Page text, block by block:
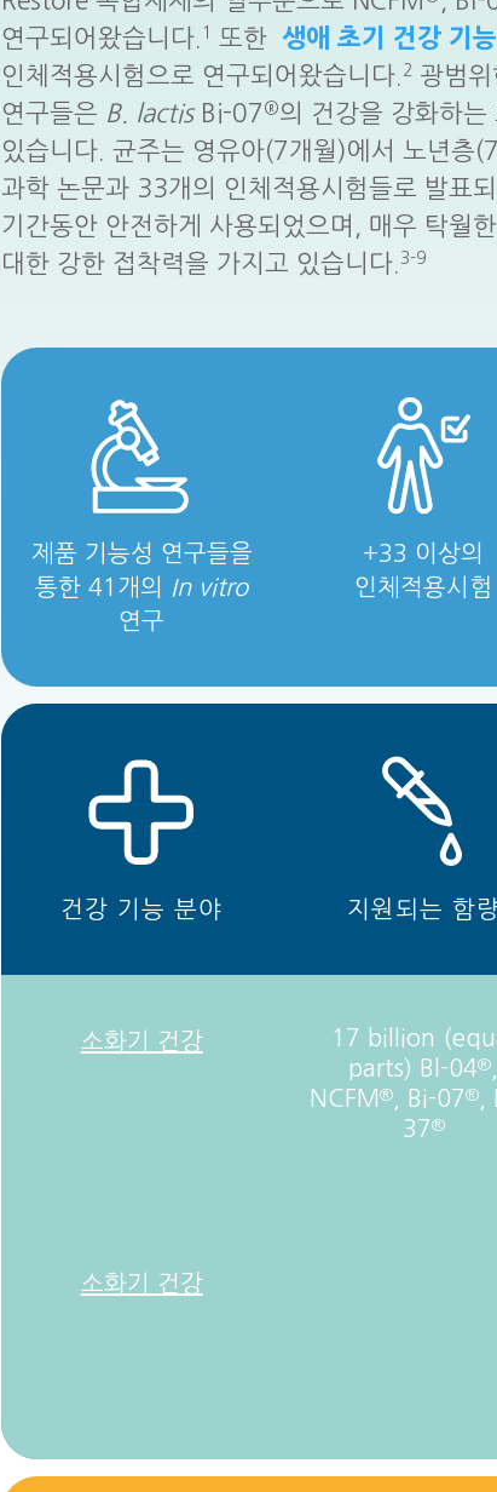
연구되어왔습니다. 1 또한 생애 초기 건강 기능
인체적용시험으로 연구되어왔습니다. 2광범위
연구들은 B. lactisBi-07 ®의 건강을 강화하는
있습니다. 균주는 영유아(7개월)에서 노년층
과학 논문과 33개의 인체적용시험들로 발표
기간동안 안전하게 사용되었으며, 매우 탁월
대한 강한 접착력을 가지고 있습니다. 3-9
제품 기능성 연구들을
통한 41개의 In vitro
연구
+33 이상의
인체적용시험
건강 기능 분야
소화기 건강
지원되는 함
17 billion
parts) Bl-04®
NCFM ®, Bi-07®,
37®
소화기 건강